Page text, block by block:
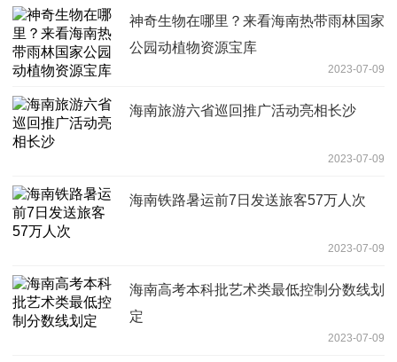
神奇生物在哪里？来看海南热带雨林国家
公园动植物资源宝库
2023-07-09
海南旅游六省巡回推广活动亮相长沙
2023-07-09
海南铁路暑运前7日发送旅客57万人次
2023-07-09
海南高考本科批艺术类最低控制分数线划
定
2023-07-09